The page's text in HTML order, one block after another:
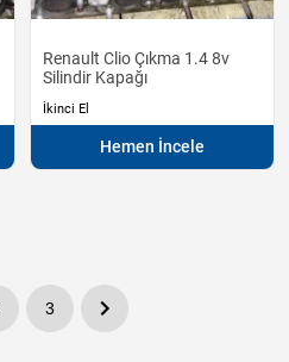
Renault Clio Çıkma 1.4 8v
Silindir Kapağı
İkinci El
Hemen İncele
3